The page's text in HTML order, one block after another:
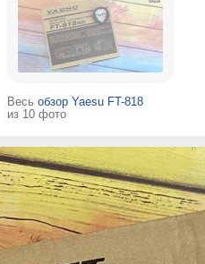
Весь обзор Yaesu FT-818
из 10 фото